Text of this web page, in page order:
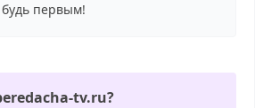
первым!
tv.ru?